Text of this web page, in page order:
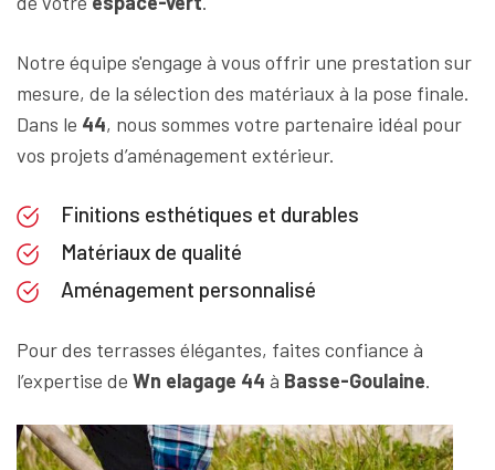
Notre équipe s'engage à vous offrir une prestation sur
mesure, de la sélection des matériaux à la pose finale.
Dans le 44, nous sommes votre partenaire idéal pour
vos projets d’aménagement extérieur.
Finitions esthétiques et durables
Matériaux de qualité
Aménagement personnalisé
Pour des terrasses élégantes, faites confiance à
l’expertise de Wn elagage 44 à Basse-Goulaine.